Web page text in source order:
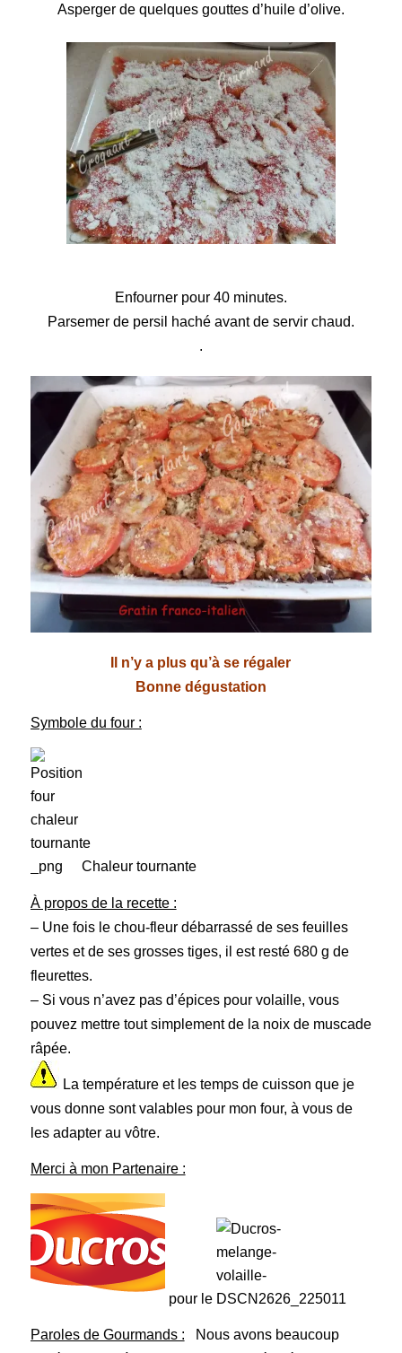
Asperger de quelques gouttes d’huile d’olive.
Enfourner pour 40 minutes.
Parsemer de persil haché avant de servir chaud.
.
Il n’y a plus qu’à se régaler
Bonne dégustation
Symbole du four :
Chaleur tournante
À propos de la recette :
– Une fois le chou-fleur débarrassé de ses feuilles
vertes et de ses grosses tiges, il est resté 680 g de
fleurettes.
– Si vous n’avez pas d’épices pour volaille, vous
pouvez mettre tout simplement de la noix de muscade
râpée.
La température et les temps de cuisson que je
vous donne sont valables pour mon four, à vous de
les adapter au vôtre.
Merci à mon Partenaire :
pour le
Paroles de Gourmands : Nous avons beaucoup